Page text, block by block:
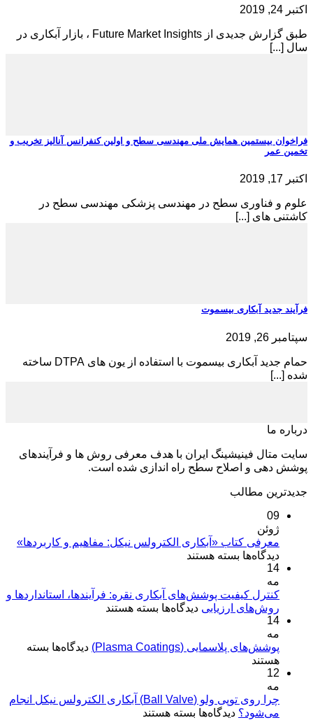
اکتبر 24, 2019
طبق گزارش جدیدی از Future Market Insights ، بازار آبکاری در
سال [...]
فراخوان بیستمین همایش ملی مهندسی سطح و اولین کنفرانس آنالیز تخریب و
تخمین عمر
اکتبر 17, 2019
علوم و فناوری سطح در مهندسی پزشکی مهندسی سطح در
کاشتنی­ های [...]
فرآیند جدید آبکاری بیسموت
سپتامبر 26, 2019
حمام جدید آبکاری بیسموت با استفاده از یون های DTPA ساخته
شده [...]
درباره ما
سایت متال فینیشینگ ایران با هدف معرفی روش ها و فرآیندهای
پوشش دهی و اصلاح سطح راه اندازی شده است.
جدیدترین مطالب
09
ژوئن
معرفی کتاب «آبکاری الکترولس نیکل: مفاهیم و کاربردها»
دیدگاه‌ها برای
«آبکاری
الکترولس
و
بسته هستند
14
مه
کنترل کیفیت پوشش‌های آبکاری نقره: فرآیندها، استانداردها و
روش‌های ارزیابی دیدگاه‌ها برای
پوشش‌های
استانداردها
و
بسته هستند
14
مه
پوشش‌های پلاسمایی (Plasma Coatings)
دیدگاه‌ها برای
Coatings)
بسته
هستند
12
مه
چرا روی توپی‌ ولو (Ball Valve) آبکاری الکترولس نیکل انجام
می‌شود؟ دیدگاه‌ها برای
بسته هستند